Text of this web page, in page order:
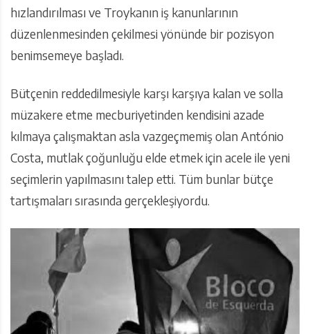
hızlandırılması ve Troykanın iş kanunlarının
düzenlenmesinden çekilmesi yönünde bir pozisyon
benimsemeye başladı.
Bütçenin reddedilmesiyle karşı karşıya kalan ve solla
müzakere etme mecburiyetinden kendisini azade
kılmaya çalışmaktan asla vazgeçmemiş olan António
Costa, mutlak çoğunluğu elde etmek için acele ile yeni
seçimlerin yapılmasını talep etti. Tüm bunlar bütçe
tartışmaları sırasında gerçekleşiyordu.